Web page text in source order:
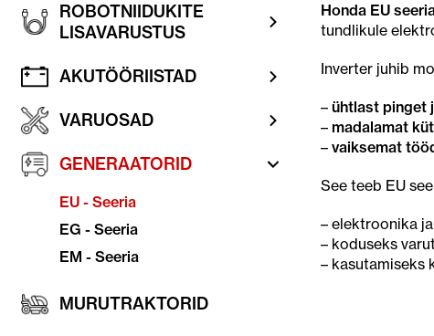
ROBOTNIIDUKITE
LISAVARUSTUS
AKUTÖÖRIISTAD
VARUOSAD
GENERAATORID
EU - Seeria
EG - Seeria
EM - Seeria
MURUTRAKTORID
Honda EU
tundlikule
Inverter juhib
– ühtlast pinget
– madalamat
– vaiksemat
See teeb EU
– elektroonika
– koduseks
– kasutamiseks